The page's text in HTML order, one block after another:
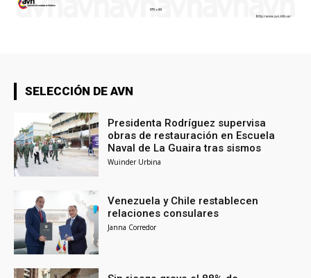
SELECCIÓN DE AVN
Presidenta Rodríguez supervisa
obras de restauración en Escuela
Naval de La Guaira tras sismos
Wuinder Urbina
Venezuela y Chile restablecen
relaciones consulares
Janna Corredor